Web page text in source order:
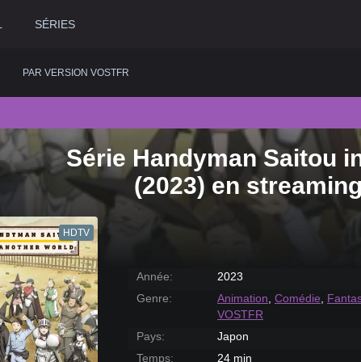
SÉRIES
Historique
Horreur
Judiciaire
Musical
Policier
Romance
Science fiction
2020
2017
2016
2015
2014
PAR VERSION VOSTFR
Série Handyman Saitou
(2023) en
HDTV
Année:
2023
Genre:
Animation, Comédie,
VOSTFR
Pays:
Japon
Temps:
24 min